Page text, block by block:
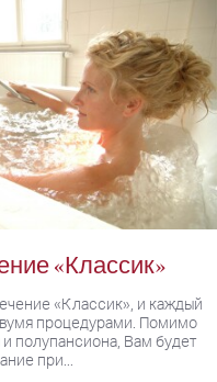
«Классик»
«Классик», и каждый
процедурами. Помимо
полупансиона, Вам будет
при...